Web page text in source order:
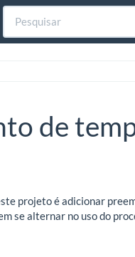
de
projeto é adicionar
se alternar no uso do